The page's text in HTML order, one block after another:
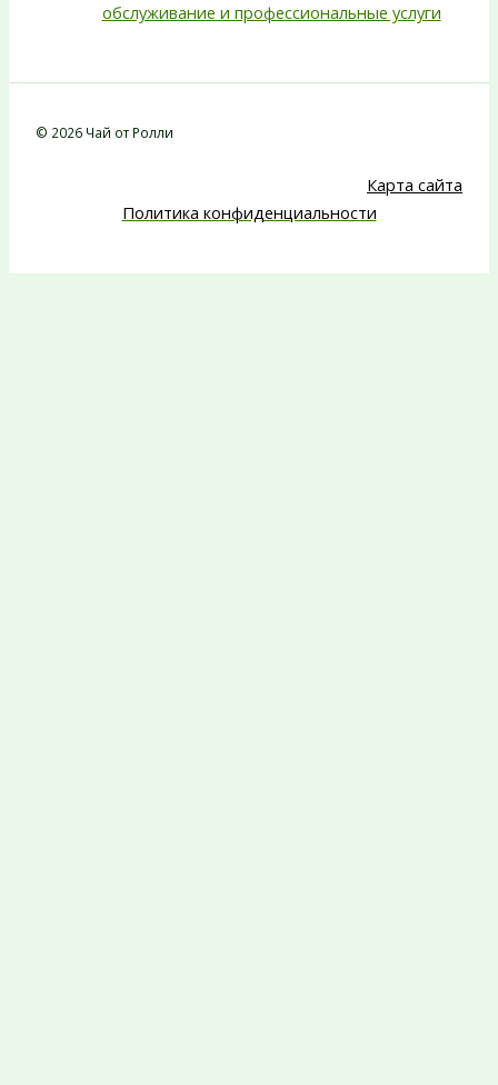
обслуживание и профессиональные услуги
© 2026 Чай от Ролли
Карта сайта
Политика конфиденциальности